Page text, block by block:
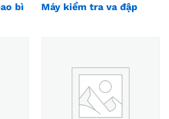
bì Máy kiểm tra va đập